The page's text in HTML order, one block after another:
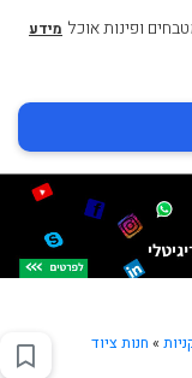
ופינות אוכל מידע
» חנות ציוד